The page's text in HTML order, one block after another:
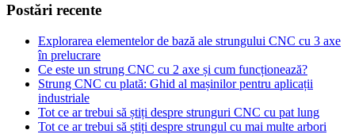
Postări recente
Explorarea elementelor de bază ale strungului CNC cu 3 axe
în prelucrare
Ce este un strung CNC cu 2 axe și cum funcționează?
Strung CNC cu plată: Ghid al mașinilor pentru aplicații
industriale
Tot ce ar trebui să știți despre strunguri CNC cu pat lung
Tot ce ar trebui să știți despre strungul cu mai multe arbori